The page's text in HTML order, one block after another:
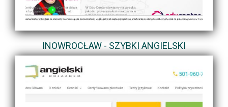
INOWROCŁAW - SZYBKI ANGIELSKI